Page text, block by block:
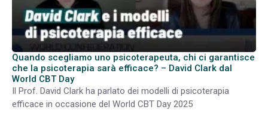
Quando scegliamo uno psicoterapeuta, chi ci garantisce
che la psicoterapia sarà efficace? – David Clark dal
World CBT Day
Il Prof. David Clark ha parlato dei modelli di psicoterapia
efficace in occasione del World CBT Day 2025